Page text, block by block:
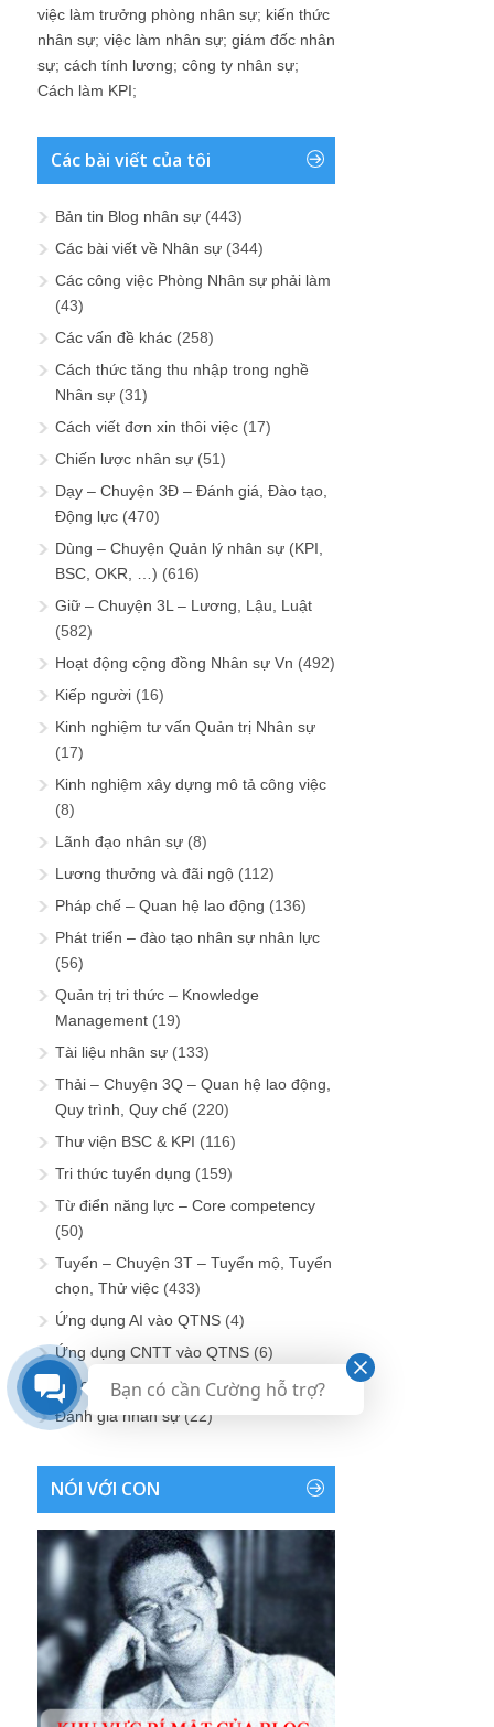
việc làm trưởng phòng nhân sự; kiến thức
nhân sự; việc làm nhân sự; giám đốc nhân
sự; cách tính lương; công ty nhân sự;
Cách làm KPI;
Các bài viết của tôi
Bản tin Blog nhân sự (443)
Các bài viết về Nhân sự (344)
Các công việc Phòng Nhân sự phải làm
(43)
Các vấn đề khác (258)
Cách thức tăng thu nhập trong nghề
Nhân sự (31)
Cách viết đơn xin thôi việc (17)
Chiến lược nhân sự (51)
Dạy – Chuyện 3Đ – Đánh giá, Đào tạo,
Động lực (470)
Dùng – Chuyện Quản lý nhân sự (KPI,
BSC, OKR, …) (616)
Giữ – Chuyện 3L – Lương, Lậu, Luật
(582)
Hoạt động cộng đồng Nhân sự Vn (492)
Kiếp người (16)
Kinh nghiệm tư vấn Quản trị Nhân sự
(17)
Kinh nghiệm xây dựng mô tả công việc
(8)
Lãnh đạo nhân sự (8)
Lương thưởng và đãi ngộ (112)
Pháp chế – Quan hệ lao động (136)
Phát triển – đào tạo nhân sự nhân lực
(56)
Quản trị tri thức – Knowledge
Management (19)
Tài liệu nhân sự (133)
Thải – Chuyện 3Q – Quan hệ lao động,
Quy trình, Quy chế (220)
Thư viện BSC & KPI (116)
Tri thức tuyển dụng (159)
Từ điển năng lực – Core competency
(50)
Tuyển – Chuyện 3T – Tuyển mộ, Tuyển
chọn, Thử việc (433)
Ứng dụng AI vào QTNS (4)
Ứng dụng CNTT vào QTNS (6)
Vui cười nhân sự(86)
Đánh giá nhân sự(22)
NÓI VỚI CON
Bạn có cần Cường hỗ trợ?